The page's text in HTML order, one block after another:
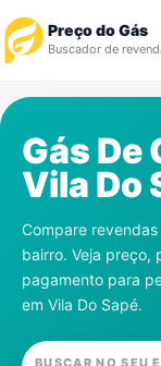
Preço do Gás
Buscador de
Revendedor
Notícias
Cadastre-se
Gás
Gás De
Vila Do
Compare
bairro. Veja preço,
pagamento para
em Vila Do Sapé.
BUSCAR NO SEU